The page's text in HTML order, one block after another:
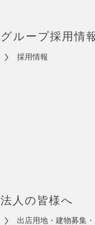
グループ採用情
採用情報
法人の皆様へ
出店用地・建物募集